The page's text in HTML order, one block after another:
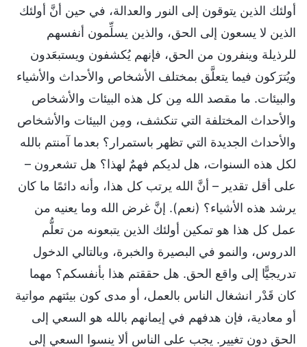
أولئك الذين يتوقون إلى النور والعدالة، في حين أنَّ أولئك
الذين لا يسعون إلى الحق، والذين يسلِّمون أنفسهم
للرذيلة وينفرون من الحق، فإنهم يُكشفون ويستبعَدون
ويُترَكون فيما يتعلَّق بمختلف الأشخاص والأحداث والأشياء
والبيئات. ما مقصد الله مِن كل هذه البيئات والأشخاص
والأحداث المختلفة التي تنكشف، ومِن البيئات والأشخاص
والأحداث الجديدة التي تظهر باستمرار؟ بعدما آمنتم بالله
لكل هذه السنوات، هل لديكم فهمٌ لهذا؟ هل تشعرون –
على أقل تقدير – أنَّ الله يرتب كل هذا، وأنه دائمًا ما كان
يرشد هذه الأشياء؟ (نعم). إنَّ غرض الله وما يعنيه من
عمل كل هذا هو تمكين أولئك الذين يتبعونه من تعلُّم
الدروس، والنمو في البصيرة والخبرة، وبالتالي الدخول
تدريجيًّا إلى واقع الحق. هل حققتم هذا بأنفسكم؟ مهما
كان قَدْر انشغال الناس بالعمل، أو مدى كون بيئتهم مواتية
أو معادية، فإن هدفهم في إيمانهم بالله هو السعي إلى
الحق دون تغيير. يجب على الناس ألا ينسوا السعي إلى